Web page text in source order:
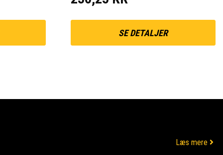
SE DETALJER
Læs mere